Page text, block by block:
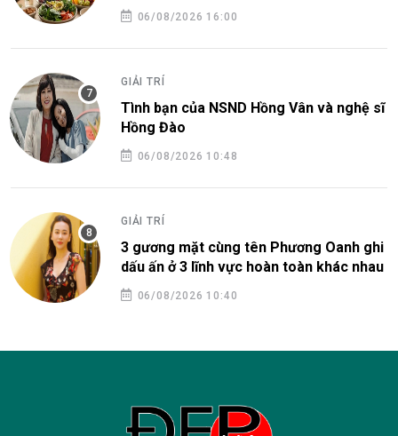
06/08/2026 16:00
GIẢI TRÍ
Tình bạn của NSND Hồng Vân và nghệ sĩ
Hồng Đào
06/08/2026 10:48
GIẢI TRÍ
3 gương mặt cùng tên Phương Oanh ghi
dấu ấn ở 3 lĩnh vực hoàn toàn khác nhau
06/08/2026 10:40